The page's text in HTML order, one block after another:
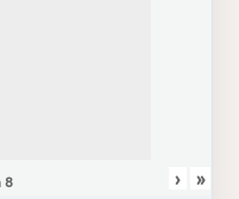
8 › »